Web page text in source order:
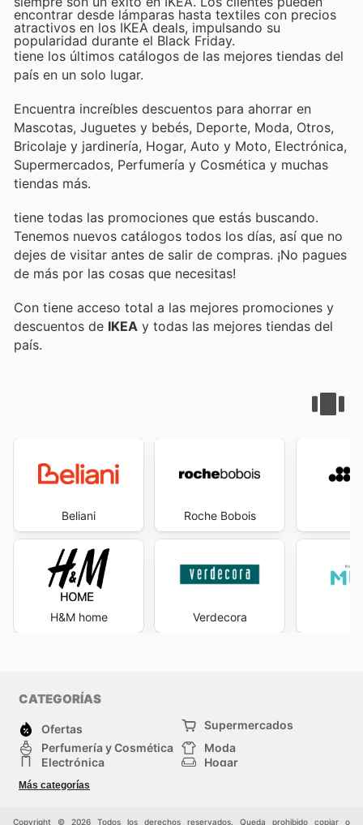
encontrar desde lámparas hasta textiles con precios
atractivos en los IKEA deals, impulsando su
popularidad durante el Black Friday.
tiene los últimos catálogos de las mejores tiendas del
país en un solo lugar.
Encuentra increíbles descuentos para ahorrar en
Mascotas, Juguetes y bebés, Deporte, Moda, Otros,
Bricolaje y jardinería, Hogar, Auto y Moto, Electrónica,
Supermercados, Perfumería y Cosmética y muchas
tiendas más.
tiene todas las promociones que estás buscando.
Tenemos nuevos catálogos todos los días, así que no
dejes de visitar antes de salir de compras. ¡No pagues
de más por las cosas que necesitas!
Con tiene acceso total a las mejores promociones y
descuentos de IKEA y todas las mejores tiendas del
país.
Beliani
H&M home
Roche Bobois
Verdecora
CATEGORÍAS
Ofertas
Supermercados
Perfumería y Cosmética
Moda
Electrónica
Hogar
Deporte
Juguetes y bebés
Más categorías
Copyright © 2026 Todos los derechos reservados. Queda prohibido copiar o